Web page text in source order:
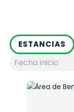
sobrasada y los
matanza. El
combina mar,
ESTANCIAS